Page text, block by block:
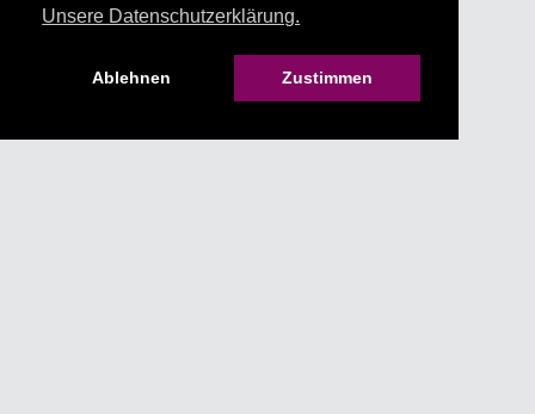
Unsere Datenschutzerklärung.
Ablehnen Zustimmen